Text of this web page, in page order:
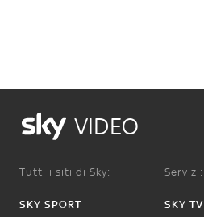
VIDEO
Tutti i siti di Sky:
SKY SPORT
Servizi:
SKY TV